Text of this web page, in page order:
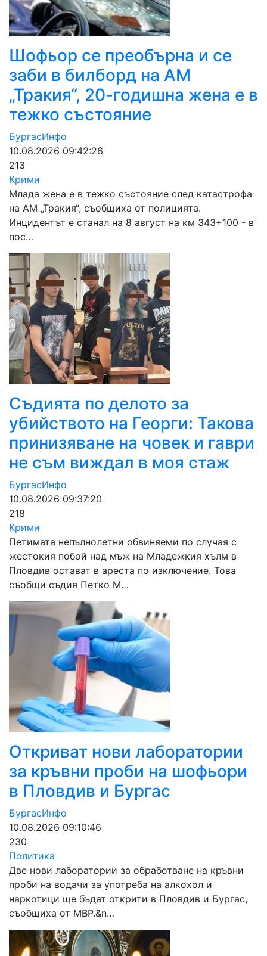
Шофьор се преобърна и се
заби в билборд на АМ
„Тракия“, 20-годишна жена е в
тежко състояние
БургасИнфо
10.08.2026 09:42:26
213
Крими
Млада жена е в тежко състояние след катастрофа
на АМ „Тракия“, съобщиха от полицията.
Инцидентът е станал на 8 август на км 343+100 - в
пос…
Съдията по делото за
убийството на Георги: Такова
принизяване на човек и гаври
не съм виждал в моя стаж
БургасИнфо
10.08.2026 09:37:20
218
Крими
Петимата непълнолетни обвиняеми по случая с
жестокия побой над мъж на Младежкия хълм в
Пловдив остават в ареста по изключение. Това
съобщи съдия Петко М…
Откриват нови лаборатории
за кръвни проби на шофьори
в Пловдив и Бургас
БургасИнфо
10.08.2026 09:10:46
230
Политика
Две нови лаборатории за обработване на кръвни
проби на водачи за употреба на алкохол и
наркотици ще бъдат открити в Пловдив и Бургас,
съобщиха от МВР.&n…